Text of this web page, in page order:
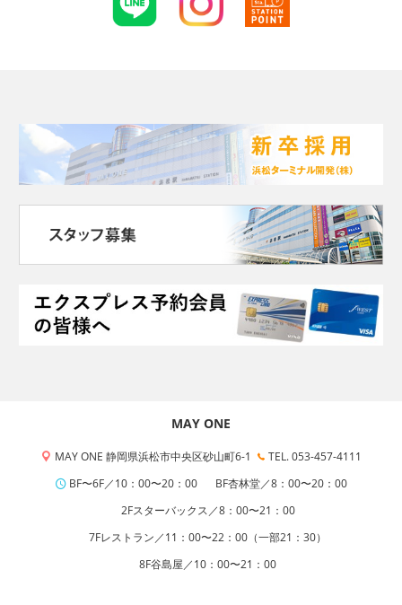
MAY ONE
MAY ONE 静岡県浜松市中央区砂山町6-1
TEL. 053-457-4111
BF〜6F／10：00〜20：00
BF杏林堂／8：00〜20：00
2Fスターバックス／8：00〜21：00
7Fレストラン／11：00〜22：00（一部21：30）
8F谷島屋／10：00〜21：00